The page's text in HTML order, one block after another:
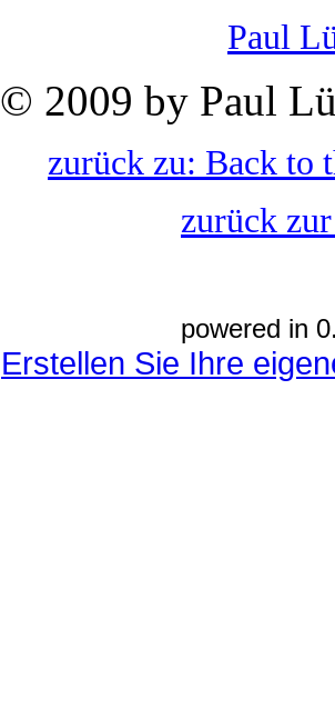
Paul
© 2009 by Paul
zurück zu: Back to
zurück
powered in
Erstellen Sie Ihre